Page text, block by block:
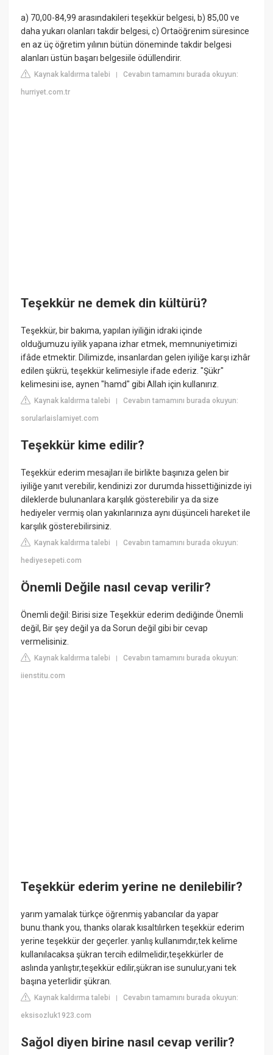
a) 70,00-84,99 arasındakileri teşekkür belgesi, b) 85,00 ve
daha yukarı olanları takdir belgesi, c) Ortaöğrenim süresince
en az üç öğretim yılının bütün döneminde takdir belgesi
alanları üstün başarı belgesiile ödüllendirir.
Kaynak kaldırma talebi |Cevabın tamamını burada okuyun:
hurriyet.com.tr
Teşekkür ne demek din kültürü?
Teşekkür, bir bakıma, yapılan iyiliğin idraki içinde
olduğumuzu iyilik yapana izhar etmek, memnuniyetimizi
ifâde etmektir. Dilimizde, insanlardan gelen iyiliğe karşı izhâr
edilen şükrü, teşekkür kelimesiyle ifade ederiz. "Şükr"
kelimesini ise, aynen "hamd" gibi Allah için kullanırız.
Kaynak kaldırma talebi |Cevabın tamamını burada okuyun:
sorularlaislamiyet.com
Teşekkür kime edilir?
Teşekkür ederim mesajları ile birlikte başınıza gelen bir
iyiliğe yanıt verebilir, kendinizi zor durumda hissettiğinizde iyi
dileklerde bulunanlara karşılık gösterebilir ya da size
hediyeler vermiş olan yakınlarınıza aynı düşünceli hareket ile
karşılık gösterebilirsiniz.
Kaynak kaldırma talebi |Cevabın tamamını burada okuyun:
hediyesepeti.com
Önemli Değile nasıl cevap verilir?
Önemli değil: Birisi size Teşekkür ederim dediğinde Önemli
değil, Bir şey değil ya da Sorun değil gibi bir cevap
vermelisiniz.
Kaynak kaldırma talebi |Cevabın tamamını burada okuyun:
iienstitu.com
Teşekkür ederim yerine ne denilebilir?
yarım yamalak türkçe öğrenmiş yabancılar da yapar
bunu.thank you, thanks olarak kısaltılırken teşekkür ederim
yerine teşekkür der geçerler. yanlış kullanımdır,tek kelime
kullanılacaksa şükran tercih edilmelidir,teşekkürler de
aslında yanlıştır,teşekkür edilir,şükran ise sunulur,yani tek
başına yeterlidir şükran.
Kaynak kaldırma talebi |Cevabın tamamını burada okuyun:
eksisozluk1923.com
Sağol diyen birine nasıl cevap verilir?